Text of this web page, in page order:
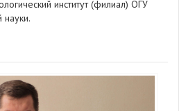
институт (филиал) ОГУ
науки.